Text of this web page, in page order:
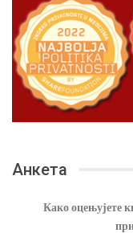
Анкета
Како оцењујете